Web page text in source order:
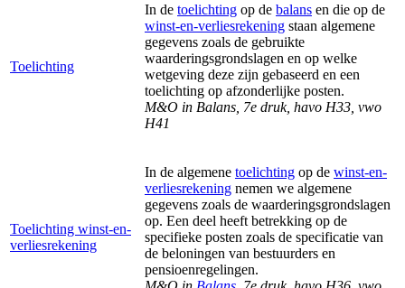
Toelichting
In de toelichting op de balans en die op de
winst-en-verliesrekening staan algemene
gegevens zoals de gebruikte
waarderingsgrondslagen en op welke
wetgeving deze zijn gebaseerd en een
toelichting op afzonderlijke posten.
M&O in Balans, 7e druk, havo H33, vwo
H41
Toelichting winst-en-
verliesrekening
In de algemene toelichting op de winst-en-
verliesrekening nemen we algemene
gegevens zoals de waarderingsgrondslagen
op. Een deel heeft betrekking op de
specifieke posten zoals de specificatie van
de beloningen van bestuurders en
pensioenregelingen.